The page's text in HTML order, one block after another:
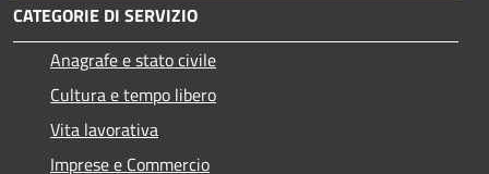
CATEGORIE DI SERVIZIO
Anagrafe e stato civile
Cultura e tempo libero
Vita lavorativa
Imprese e Commercio